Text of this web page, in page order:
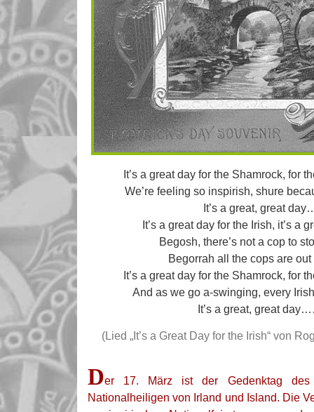
It’s a great day for the Shamrock, for
We’re feeling so inspirish, shure
It’s a great, great
It’s a great day for the Irish, it’s a
Begosh, there’s not a cop to
Begorrah all the cops are
It’s a great day for the Shamrock, for
And as we go a-swinging, every
It’s a great, great
(Lied „It’s a Great Day for the Irish“ von
Der 17. März ist der Gedenktag des
Nationalheiligen von Irland und Island. Die